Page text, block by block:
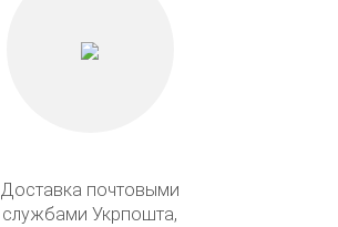
Доставка почтовыми
службами Укрпошта,